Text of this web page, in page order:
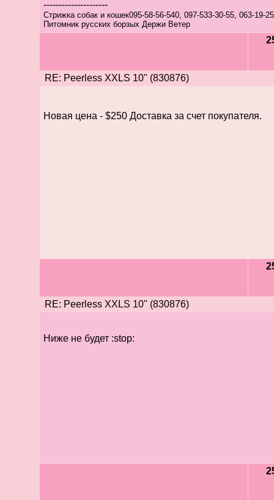
---------------------
Стрижка собак и кошек095-58-56-540, 097-533-30-55, 063-19-
Питомник русских борзых Держи Ветер
RE: Peerless XXLS 10" (830876)
Новая цена - $250 Доставка за счет покупателя.
RE: Peerless XXLS 10" (830876)
Ниже не будет :stop: